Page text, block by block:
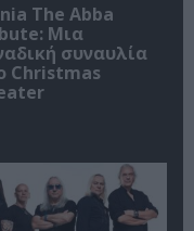
The Abba
Μια
συναυλία
Christmas